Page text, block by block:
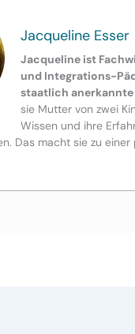
Jacqueline Esser
Jacqueline ist
und Integrations-
staatlich anerkannte
sie Mutter von zwei
Wissen und ihre
Das macht sie zu